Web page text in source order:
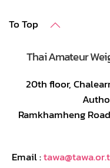
To Top
Thai Amateur
20th floor,
Ramkhamheng
Email :